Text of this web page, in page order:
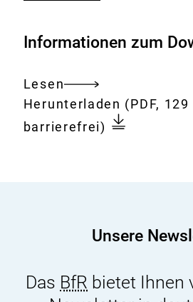
Informationen zum
Lesen
Gesamtes
Dokument
Download:
Herunterladen
Bewertung
(PDF,
barrierefrei)
Unsere
Das BfR bietet Ihnen